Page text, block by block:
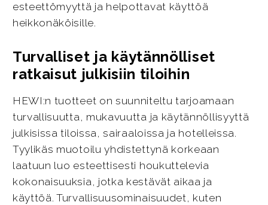
esteettömyyttä ja helpottavat käyttöä
heikkonäköisille.
Turvalliset ja käytännölliset
ratkaisut julkisiin tiloihin
HEWI:n tuotteet on suunniteltu tarjoamaan
turvallisuutta, mukavuutta ja käytännöllisyyttä
julkisissa tiloissa, sairaaloissa ja hotelleissa.
Tyylikäs muotoilu yhdistettynä korkeaan
laatuun luo esteettisesti houkuttelevia
kokonaisuuksia, jotka kestävät aikaa ja
käyttöä. Turvallisuusominaisuudet, kuten